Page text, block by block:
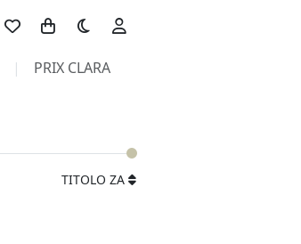
Toggle theme
PRIX CLARA
TITOLO ZA